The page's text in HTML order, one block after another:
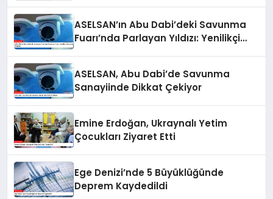
ASELSAN’ın Abu Dabi’deki Savunma
Fuarı’nda Parlayan Yıldızı: Yenilikçi
ASELSAN, Abu Dabi’de Savunma
Sanayiinde Dikkat Çekiyor
Emine Erdoğan, Ukraynalı Yetim
Çocukları Ziyaret Etti
Ege Denizi’nde 5 Büyüklüğünde
Deprem Kaydedildi